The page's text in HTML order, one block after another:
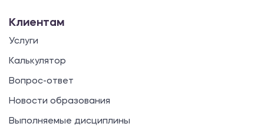
Клиентам
Услуги
Калькулятор
Вопрос-ответ
Новости образования
Выполняемые дисциплины